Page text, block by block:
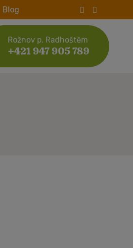
Blog
Rožnov p. Radhoštěm
+421 947 905 789